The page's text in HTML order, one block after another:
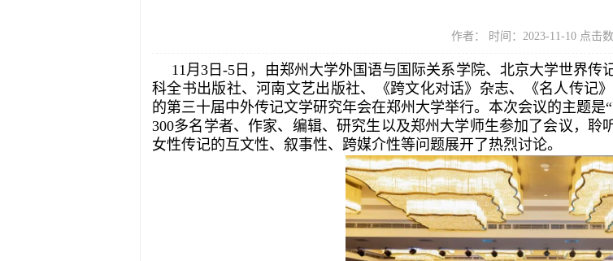
作者： 时间：2023-11-10 点击数
11月3日-5日，由郑州大学外国语与国际关系学院、北京大学世界
科全书出版社、河南文艺出版社、《跨文化对话》杂志、《名人传记
的第三十届中外传记文学研究年会在郑州大学举行。本次会议的主题
300多名学者、作家、编辑、研究生以及郑州大学师生参加了会议，聆
女性传记的互文性、叙事性、跨媒介性等问题展开了热烈讨论。